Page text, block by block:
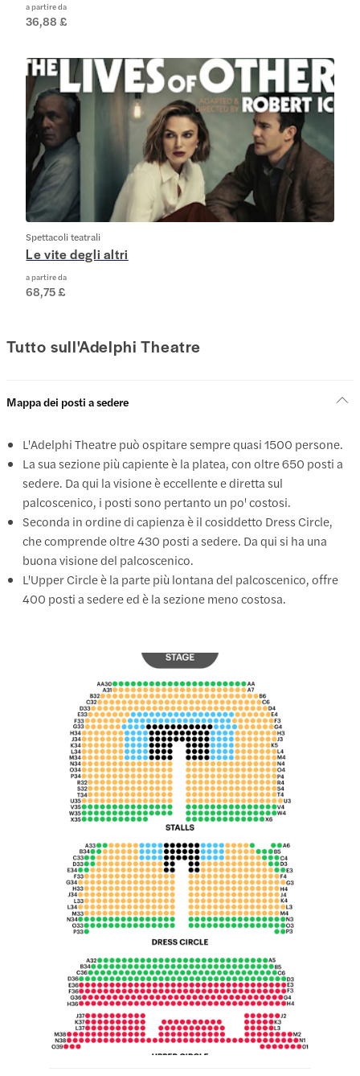
a partire da
36,88 £
Spettacoli teatrali
Le vite degli altri
a partire da
68,75 £
Tutto sull'Adelphi Theatre
Mappa dei posti a sedere
L'Adelphi Theatre può ospitare sempre quasi 1500 persone.
La sua sezione più capiente è la platea, con oltre 650 posti a
sedere. Da qui la visione è eccellente e diretta sul
palcoscenico, i posti sono pertanto un po' costosi.
Seconda in ordine di capienza è il cosiddetto Dress Circle,
che comprende oltre 430 posti a sedere. Da qui si ha una
buona visione del palcoscenico.
L'Upper Circle è la parte più lontana del palcoscenico, offre
400 posti a sedere ed è la sezione meno costosa.